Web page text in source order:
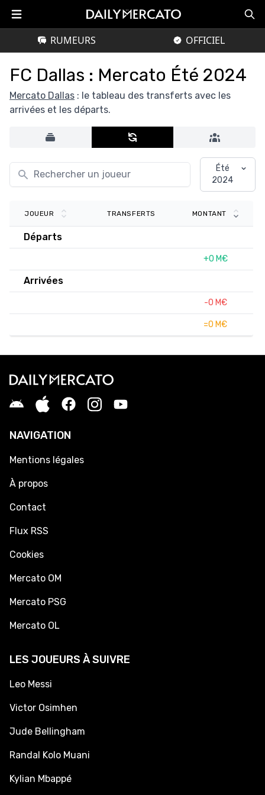
RUMEURS OFFICIEL
FC Dallas : Mercato Été 2024
Mercato Dallas : le tableau des transferts avec les
arrivées et les départs.
Été
2024
JOUEUR TRANSFERTS MONTANT
Départs
+0 M€
Arrivées
-0 M€
=0 M€
NAVIGATION
Mentions légales
À propos
Contact
Flux RSS
Cookies
Mercato OM
Mercato PSG
Mercato OL
LES JOUEURS À SUIVRE
Leo Messi
Victor Osimhen
Jude Bellingham
Randal Kolo Muani
Kylian Mbappé